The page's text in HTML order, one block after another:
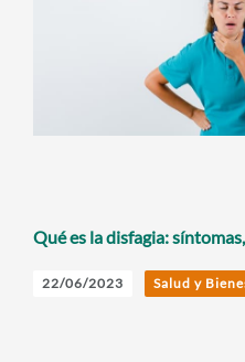
Qué es la disfagia:
22/06/2023 Salud y